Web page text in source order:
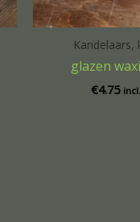
Kandelaars,
glazen
€4.75